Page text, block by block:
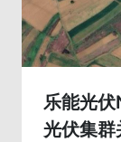
乐能光
光伏集群